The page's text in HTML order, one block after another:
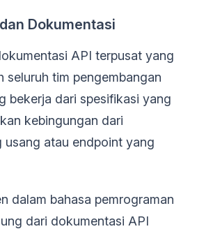
Dokumentasi
API terpusat yang
seluruh tim pengembangan
bekerja dari spesifikasi yang
kebingungan dari
usang atau endpoint yang
dalam bahasa pemrograman
dari dokumentasi API